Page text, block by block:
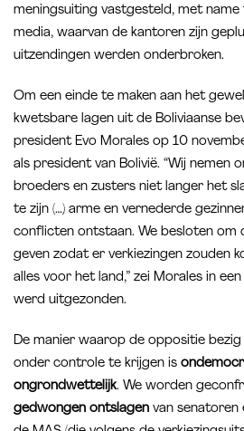
meningsuiting vastgesteld, met name
media, waarvan de kantoren zijn
uitzendingen werden onderbroken.
Om een einde te maken aan het
kwetsbare lagen uit de Boliviaanse
president Evo Morales op 10
als president van Bolivië. “Wij nemen
broeders en zusters niet langer het
te zijn (…) arme en vernederde
conflicten ontstaan. We besloten om
geven zodat er verkiezingen zouden
alles voor het land,” zei Morales in
werd uitgezonden.
De manier waarop de oppositie
onder controle te krijgen is
ongrondwettelijk. We worden
gedwongen ontslagen van senatoren